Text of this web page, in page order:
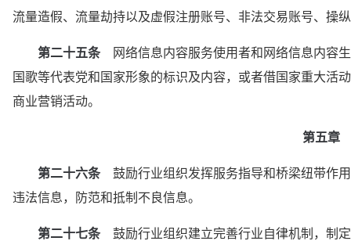
流量造假、流量劫持以及虚假注册账号、非法交易账号、操
第二十五条 网络信息内容服务使用者和网络信息内容
国歌等代表党和国家形象的标识及内容，或者借国家重大活
商业营销活动。
第五章
第二十六条 鼓励行业组织发挥服务指导和桥梁纽带作
违法信息，防范和抵制不良信息。
第二十七条 鼓励行业组织建立完善行业自律机制，制